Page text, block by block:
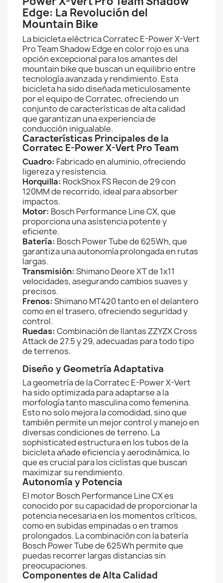
Edge: La Revolución del
Mountain Bike
La bicicleta eléctrica Corratec E-Power X-Vert
Pro Team Shadow Edge en color rojo es una
opción excepcional para los amantes del
mountain bike que buscan un equilibrio entre
tecnología avanzada y rendimiento. Esta
bicicleta ha sido diseñada meticulosamente
por el equipo de Corratec, ofreciendo un
conjunto de características de alta calidad
que garantizan una experiencia de
conducción inigualable.
Características Principales de la
Corratec E-Power X-Vert Pro Team
Cuadro: Fabricado en aluminio, ofreciendo
ligereza y resistencia.
Horquilla: RockShox FS Recon de 29 con
120MM de recorrido, ideal para absorber
impactos.
Motor: Bosch Performance Line CX, que
proporciona una asistencia potente y
eficiente.
Batería: Bosch Power Tube de 625Wh, que
garantiza una autonomía prolongada en rutas
largas.
Transmisión: Shimano Deore XT de 1x11
velocidades, asegurando cambios suaves y
precisos.
Frenos: Shimano MT420 tanto en el delantero
como en el trasero, ofreciendo seguridad y
control.
Ruedas: Combinación de llantas ZZYZX Cross
Attack de 27.5 y 29, adecuadas para todo tipo
de terrenos.
Diseño y Geometría Adaptativa
La geometría de la Corratec E-Power X-Vert
ha sido optimizada para adaptarse a la
morfología tanto masculina como femenina.
Esto no solo mejora la comodidad, sino que
también permite un mejor control y manejo en
diversas condiciones de terreno. La
sophisticated estructura en los tubos de la
bicicleta añade eficiencia y aerodinámica, lo
que es crucial para los ciclistas que buscan
maximizar su rendimiento.
Autonomía y Potencia
El motor Bosch Performance Line CX es
conocido por su capacidad de proporcionar la
potencia necesaria en los momentos críticos,
como en subidas empinadas o en tramos
prolongados. La combinación con la batería
Bosch Power Tube de 625Wh permite que
puedas recorrer largas distancias sin
preocupaciones.
Componentes de Alta Calidad